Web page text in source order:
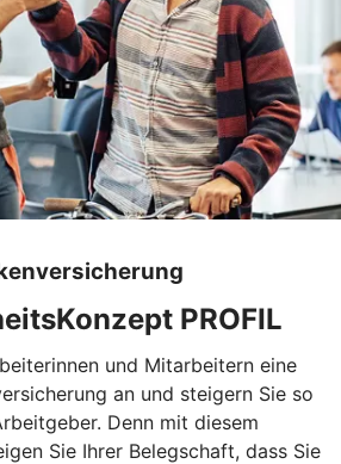
PROFIL
und Mitarbeitern eine
an und steigern Sie so
Denn mit diesem
Sie Ihrer Belegschaft, dass Sie